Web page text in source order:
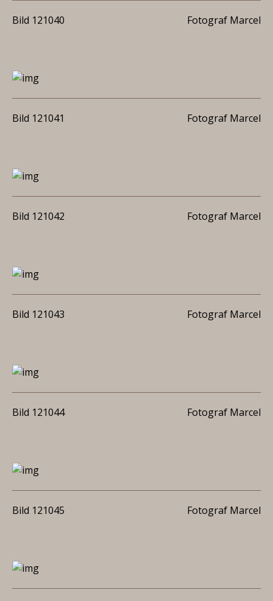
Bild 121040 Fotograf Marcel
Bild 121041 Fotograf Marcel
Bild 121042 Fotograf Marcel
Bild 121043 Fotograf Marcel
Bild 121044 Fotograf Marcel
Bild 121045 Fotograf Marcel